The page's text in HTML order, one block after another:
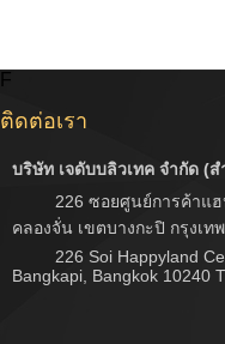
F
ติดต่อเรา
บริษัท เจดับบลิวเทค จำกัด (
226 ซอยศูนย์การค้าแฮ
คลองจั่น เขตบางกะปิ กรุงเท
226 Soi Happyland
Bangkapi, Bangkok 10240